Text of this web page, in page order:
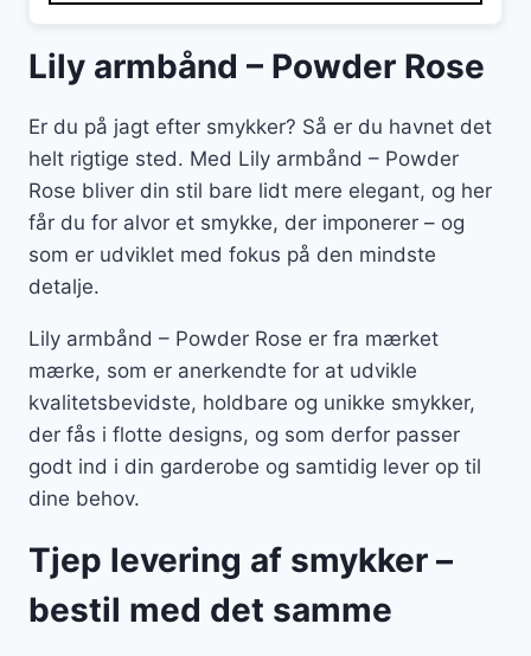
Lily armbånd – Powder Rose
Er du på jagt efter smykker? Så er du havnet det
helt rigtige sted. Med Lily armbånd – Powder
Rose bliver din stil bare lidt mere elegant, og her
får du for alvor et smykke, der imponerer – og
som er udviklet med fokus på den mindste
detalje.
Lily armbånd – Powder Rose er fra mærket
mærke, som er anerkendte for at udvikle
kvalitetsbevidste, holdbare og unikke smykker,
der fås i flotte designs, og som derfor passer
godt ind i din garderobe og samtidig lever op til
dine behov.
Tjep levering af smykker –
bestil med det samme